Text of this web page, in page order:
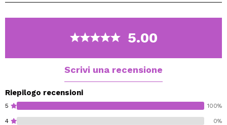
5.00
Scrivi una recensione
Riepilogo recensioni
5 100%
4 0%